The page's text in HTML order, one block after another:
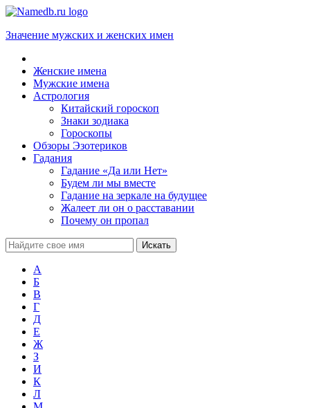
Значение мужских и женских имен
Женские имена
Мужские имена
Астрология
Китайский гороскоп
Знаки зодиака
Гороскопы
Обзоры Эзотериков
Гадания
Гадание «Да или Нет»
Будем ли мы вместе
Гадание на зеркале на будущее
Жалеет ли он о расставании
Почему он пропал
А
Б
В
Г
Д
Е
Ж
З
И
К
Л